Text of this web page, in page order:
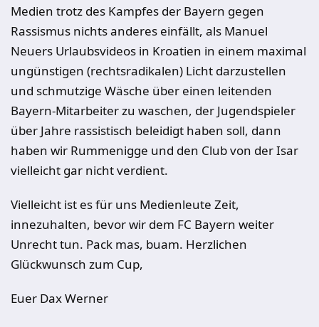
Medien trotz des Kampfes der Bayern gegen
Rassismus nichts anderes einfällt, als Manuel
Neuers Urlaubsvideos in Kroatien in einem maximal
ungünstigen (rechtsradikalen) Licht darzustellen
und schmutzige Wäsche über einen leitenden
Bayern-Mitarbeiter zu waschen, der Jugendspieler
über Jahre rassistisch beleidigt haben soll, dann
haben wir Rummenigge und den Club von der Isar
vielleicht gar nicht verdient.
Vielleicht ist es für uns Medienleute Zeit,
innezuhalten, bevor wir dem FC Bayern weiter
Unrecht tun. Pack mas, buam. Herzlichen
Glückwunsch zum Cup,
Euer Dax Werner